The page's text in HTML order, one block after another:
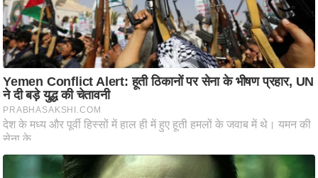
ध
र्म
स्थ
ल
व्र
त
त्यो